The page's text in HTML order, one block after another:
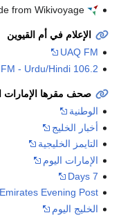
from Wikivoyage
الإعلام في أم القيوين
UAQ FM
106.2 Hum FM - Urdu/Hindi
صحف مقرها الإمارات
الوطنية
أخبار الخليج
التايمز الخليجية
الإمارات اليوم
7 Days
Emirates Evening Post
الخليج اليوم